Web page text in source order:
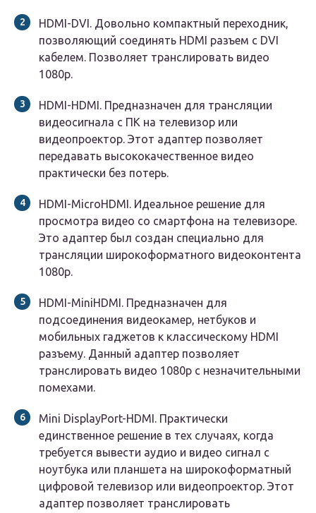
HDMI-DVI. Довольно компактный переходник,
позволяющий соединять HDMI разъем с DVI
кабелем. Позволяет транслировать видео
1080р.
HDMI-HDMI. Предназначен для трансляции
видеосигнала с ПК на телевизор или
видеопроектор. Этот адаптер позволяет
передавать высококачественное видео
практически без потерь.
HDMI-MicroHDMI. Идеальное решение для
просмотра видео со смартфона на телевизоре.
Это адаптер был создан специально для
трансляции широкоформатного видеоконтента
1080р.
HDMI-MiniHDMI. Предназначен для
подсоединения видеокамер, нетбуков и
мобильных гаджетов к классическому HDMI
разъему. Данный адаптер позволяет
транслировать видео 1080р с незначительными
помехами.
Mini DisplayPort-HDMI. Практически
единственное решение в тех случаях, когда
требуется вывести аудио и видео сигнал с
ноутбука или планшета на широкоформатный
цифровой телевизор или видеопроектор. Этот
адаптер позволяет транслировать